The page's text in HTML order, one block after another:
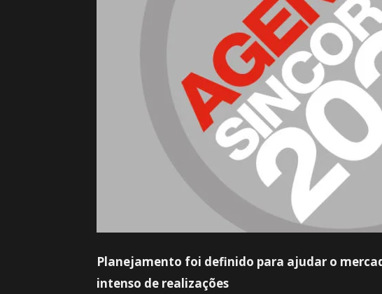
Planejamento foi definido para ajudar o
intenso de realizações